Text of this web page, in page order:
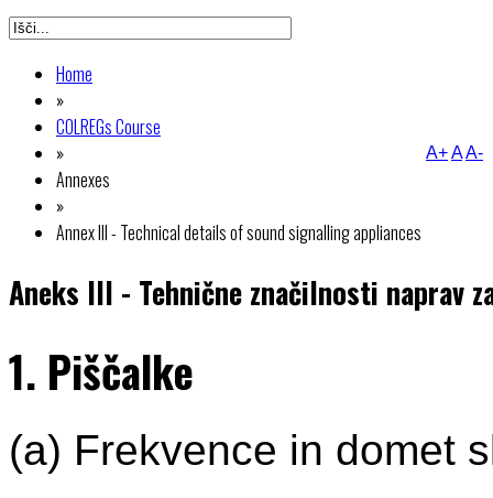
Home
»
COLREGs Course
»
Annexes
»
Annex III - Technical details of sound signalling appliances
A+AA-
Aneks III - Tehnične značilnosti naprav
1. Piščalke
(a) Frekvence in domet